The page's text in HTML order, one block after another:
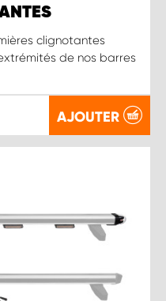
clignotantes
de nos barres
AJOUTER